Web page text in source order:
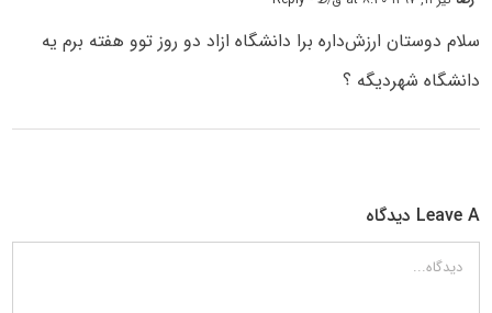
سلام دوستان ارزش‌داره برا دانشگاه ازاد دو روز‌ توو هفته برم‌ یه
دانشگاه شهر‌دیگه ؟
Leave A دیدگاه
دیدگاه